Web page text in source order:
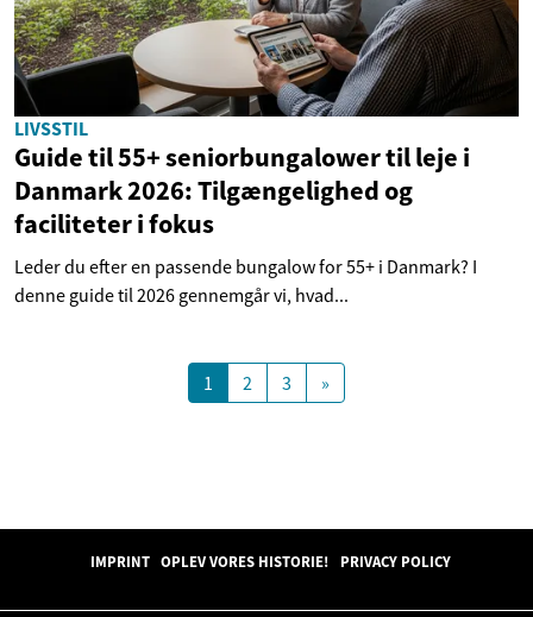
LIVSSTIL
Guide til 55+ seniorbungalower til leje i
Danmark 2026: Tilgængelighed og
faciliteter i fokus
Leder du efter en passende bungalow for 55+ i Danmark? I
denne guide til 2026 gennemgår vi, hvad...
1 2 3 »
IMPRINT OPLEV VORES HISTORIE! PRIVACY POLICY